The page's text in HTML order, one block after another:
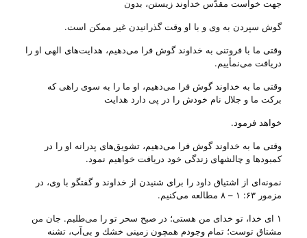
جهت خواست مقدّس خداوند زیستن، بدون
گوش سپردن به وی و با او وقت گذرانیدن غیر ممکن است.
وقتی ما با فروتنی به خداوند گوش فرا می‌‌دهیم، هدایت‌های الهی او را
دریافت می‌‌نمأییم.
وقتی ما به خداوند گوش فرا می‌‌دهیم، او ما را به سوی راهی که
برکت ما و جلال نام خودش را در پی دارد هدایت
خواهد فرمود.
وقتی ما به خداوند گوش فرا می‌‌دهیم، تشویق‌های پدرانه او را در
کمبودها و چالشهای زندگی خود دریافت خواهیم نمود.
نمونه‌ای از اشتیاق داود را برای شنیدن از خداوند و گفتگو با وی، در
مزمور ۶۳: ۱ – ۸ مطالعه می‌‌کنیم.
۱ ای‌ خدا، تو خدای‌ من‌ هستی‌؛ در صبح‌ سحر تو را می‌طلبم‌. جان‌ من‌
مشتاق‌ توست‌؛ تمام‌ وجودم‌ همچون‌ زمینی‌ خشك‌ و بی‌آب‌، تشنه‌